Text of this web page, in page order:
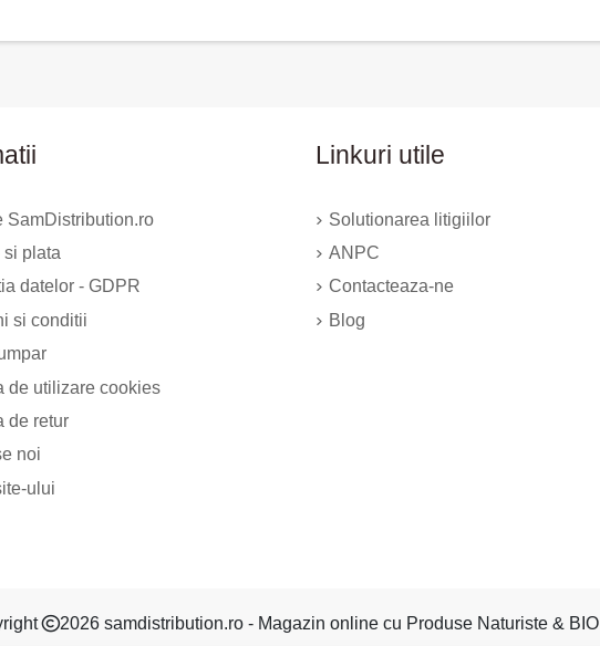
SamDistribution.ro
si plata
datelor - GDPR
si conditii
de utilizare cookies
de retur
noi
ului
Linkuri utile
Solutionarea litigiilor
ANPC
Contacteaza-ne
Blog
2026 samdistribution.ro - Magazin online cu Produse Naturiste & BIO